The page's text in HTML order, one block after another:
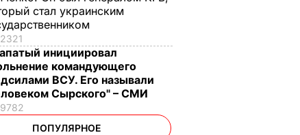
стал украинским
инициировал
командующего
ВСУ. Его называли
Сырского" – СМИ
ПОПУЛЯРНОЕ